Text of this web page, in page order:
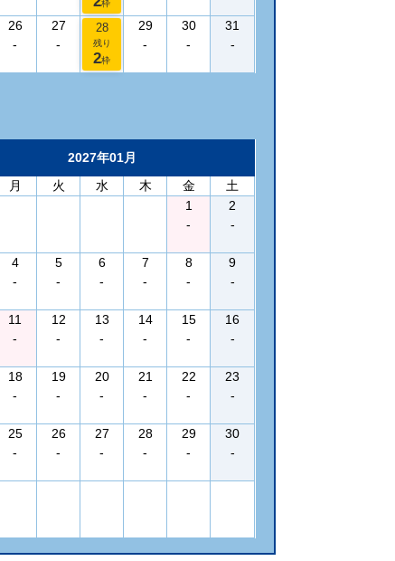
枠
26
-
27
-
28
残り
2枠
29
-
30
-
31
-
2027年01月
月 火 水 木 金
土
1
-
2
-
4
-
5
-
6
-
7
-
8
-
9
-
11
-
12
-
13
-
14
-
15
-
16
-
18
-
19
-
20
-
21
-
22
-
23
-
25
-
26
-
27
-
28
-
29
-
30
-